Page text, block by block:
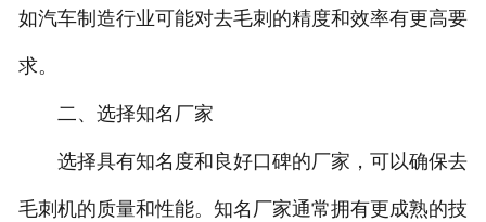
如汽车制造行业可能对去毛刺的精度和效率有更高要
求。
二、选择知名厂家
选择具有知名度和良好口碑的厂家，可以确保去
毛刺机的质量和性能。知名厂家通常拥有更成熟的技